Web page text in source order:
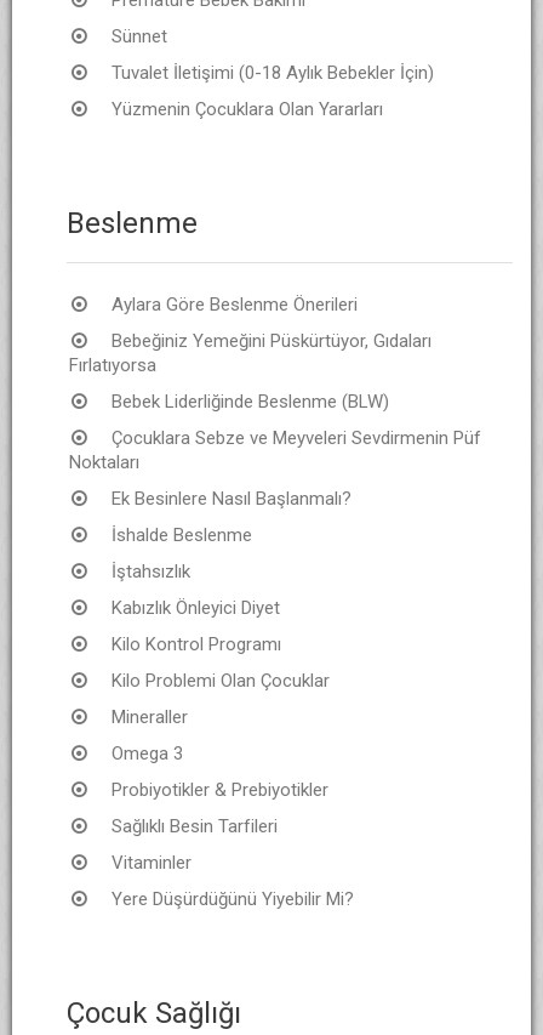
Sünnet
Tuvalet İletişimi (0-18 Aylık Bebekler İçin)
Yüzmenin Çocuklara Olan Yararları
Beslenme
Aylara Göre Beslenme Önerileri
Bebeğiniz Yemeğini Püskürtüyor, Gıdaları
Fırlatıyorsa
Bebek Liderliğinde Beslenme (BLW)
Çocuklara Sebze ve Meyveleri Sevdirmenin Püf
Noktaları
Ek Besinlere Nasıl Başlanmalı?
İshalde Beslenme
İştahsızlık
Kabızlık Önleyici Diyet
Kilo Kontrol Programı
Kilo Problemi Olan Çocuklar
Mineraller
Omega 3
Probiyotikler & Prebiyotikler
Sağlıklı Besin Tarfileri
Vitaminler
Yere Düşürdüğünü Yiyebilir Mi?
Çocuk Sağlığı